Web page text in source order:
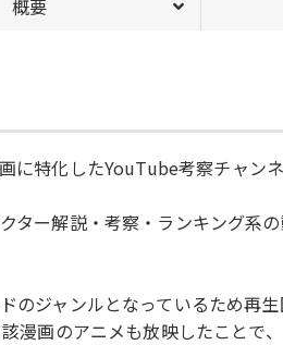
概要
に特化したYouTube考察チャンネ
ター解説・考察・ランキング系
のジャンルとなっているため再
漫画のアニメも放映したことで